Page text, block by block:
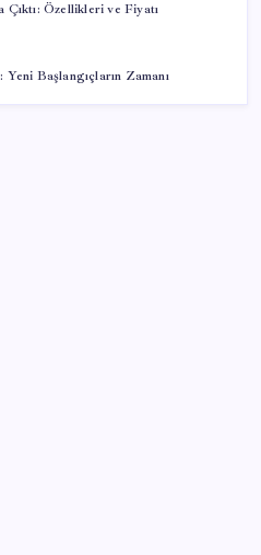
Özellikleri ve Fiyatı
Başlangıçların Zamanı